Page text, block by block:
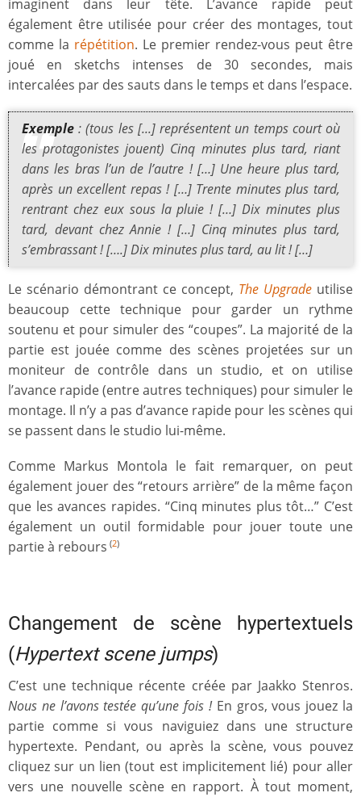
imaginent dans leur tête. L’avance rapide peut
également être utilisée pour créer des montages, tout
comme la répétition. Le premier rendez-vous peut être
joué en sketchs intenses de 30 secondes, mais
intercalées par des sauts dans le temps et dans l’espace.
Exemple: (tous les [...] représentent un temps court où
les protagonistes jouent) Cinq minutes plus tard, riant
dans les bras l’un de l’autre ! […] Une heure plus tard,
après un excellent repas ! […] Trente minutes plus tard,
rentrant chez eux sous la pluie ! […] Dix minutes plus
tard, devant chez Annie ! […] Cinq minutes plus tard,
s’embrassant ! [….] Dix minutes plus tard, au lit ! […]
Le scénario démontrant ce concept, The Upgrade utilise
beaucoup cette technique pour garder un rythme
soutenu et pour simuler des “coupes”. La majorité de la
partie est jouée comme des scènes projetées sur un
moniteur de contrôle dans un studio, et on utilise
l’avance rapide (entre autres techniques) pour simuler le
montage. Il n’y a pas d’avance rapide pour les scènes qui
se passent dans le studio lui-même.
Comme Markus Montola le fait remarquer, on peut
également jouer des “retours arrière” de la même façon
que les avances rapides. “Cinq minutes plus tôt…” C’est
également un outil formidable pour jouer toute une
partie à rebours (2)
Changement de scène hypertextuels
(Hypertext scene jumps)
C’est une technique récente créée par Jaakko Stenros.
Nous ne l’avons testée qu’une fois !En gros, vous jouez la
partie comme si vous naviguiez dans une structure
hypertexte. Pendant, ou après la scène, vous pouvez
cliquez sur un lien (tout est implicitement lié) pour aller
vers une nouvelle scène en rapport. À tout moment,